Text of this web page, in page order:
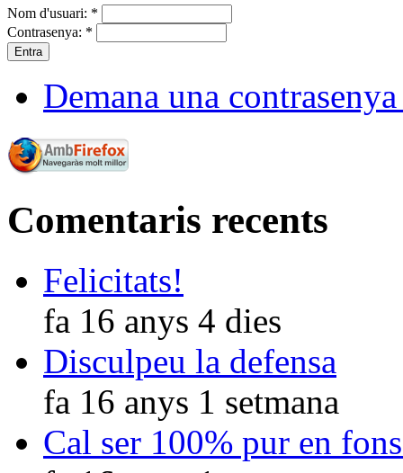
Nom d'usuari: *
Contrasenya: *
Demana una
Comentaris recents
Felicitats!
fa 16 anys 4 dies
Disculpeu la defensa
fa 16 anys 1 setmana
Cal ser 100% pur en